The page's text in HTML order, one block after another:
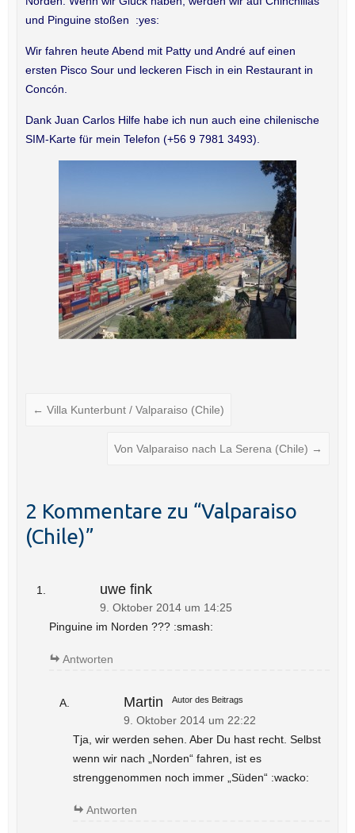
und Pinguine stoßen :yes:
Wir fahren heute Abend mit Patty und André auf einen
ersten Pisco Sour und leckeren Fisch in ein Restaurant in
Concón.
Dank Juan Carlos Hilfe habe ich nun auch eine chilenische
SIM-Karte für mein Telefon (+56 9 7981 3493).
← Villa Kunterbunt / Valparaiso (Chile)
Von Valparaiso nach La Serena (Chile) →
2 Kommentare zu “Valparaiso
(Chile)”
uwe fink
9. Oktober 2014 um 14:25
Pinguine im Norden ??? :smash:
Antworten
Martin Autor des Beitrags
9. Oktober 2014 um 22:22
Tja, wir werden sehen. Aber Du hast recht. Selbst
wenn wir nach „Norden“ fahren, ist es
strenggenommen noch immer „Süden“ :wacko:
Antworten